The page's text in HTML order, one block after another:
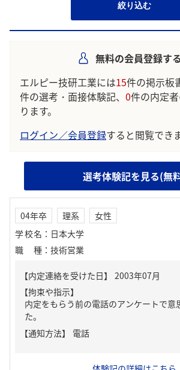
絞り込む
無料の会員登録す
エルピー技研工業には15件の掲示板
件の選考・面接体験記、 0件の内定
ります。
ログイン／会員登録すると閲覧でき
選考体験記を見る(無
04年卒 理系
女性
学校名 ： 日本大学
職種 ： 技術営業
【内定連絡を受けた日】
2003年07月
【拘束や指示】
内定をもらう前の電話のアンケートで意
た。
【通知方法】
電話